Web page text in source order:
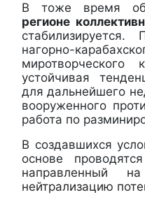
В тоже время
регионе
нагорно-
миротворческого
устойчивая
для дальнейшего
вооруженного
работа по
В создавшихся
основе
направленный
нейтрализацию